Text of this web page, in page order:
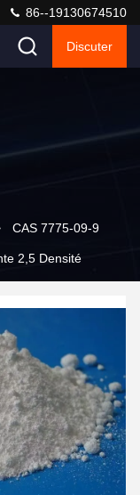
86--19130674510
Discuter
CAS 7775-09-9
2,5 Densité